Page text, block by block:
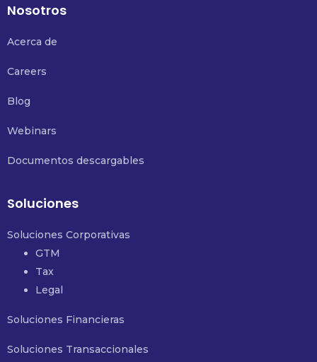
Nosotros
Acerca de
Careers
Blog
Webinars
Documentos descargables
Soluciones
Soluciones Corporativas
GTM
Tax
Legal
Soluciones Financieras
Soluciones Transaccionales